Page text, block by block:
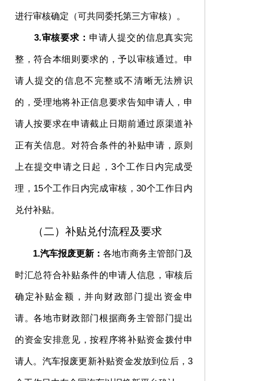
进行审核确定（可共同委托第三方审核）。
3.审核要求： 申请人提交的信息真实完
整，符合本细则要求的，予以审核通过。申
请人提交的信息不完整或不清晰无法辨识
的，受理地将补正信息要求告知申请人，申
请人按要求在申请截止日期前通过原渠道补
正有关信息。对符合条件的补贴申请，原则
上在提交申请之日起，3个工作日内完成受
理，15个工作日内完成审核，30个工作日内
兑付补贴。
（二）补贴兑付流程及要求
1.汽车报废更新： 各地市商务主管部门及
时汇总符合补贴条件的申请人信息，审核后
确定补贴金额，并向财政部门提出资金申
请。各地市财政部门根据商务主管部门提出
的资金安排意见，按程序将补贴资金拨付申
请人。汽车报废更新补贴资金发放到位后，3